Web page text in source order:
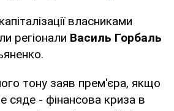
власниками
регіонали Василь Горбаль
тону заяв прем'єра, якщо
сяде - фінансова криза в